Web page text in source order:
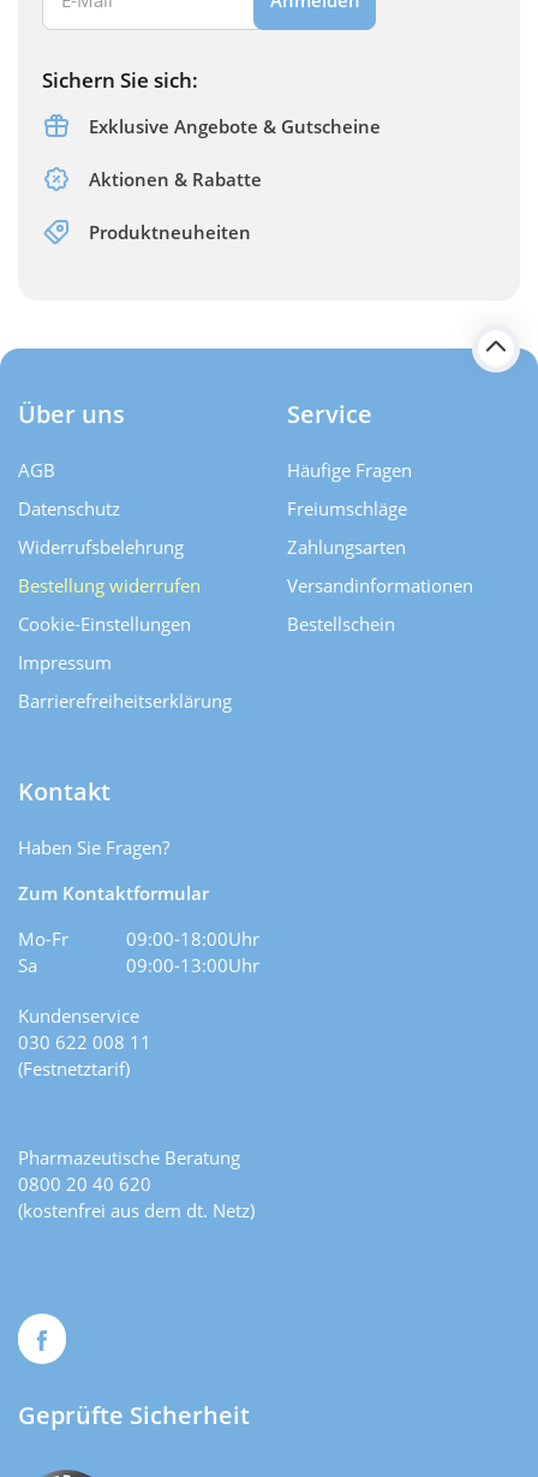
Sichern Sie sich:
Exklusive Angebote & Gutscheine
Aktionen & Rabatte
Produktneuheiten
Über uns
AGB
Datenschutz
Widerrufsbelehrung
Bestellung widerrufen
Cookie-Einstellungen
Impressum
Barrierefreiheitserklärung
Service
Häufige Fragen
Freiumschläge
Zahlungsarten
Versand­informationen
Bestellschein
Kontakt
Haben Sie Fragen?
Zum Kontaktformular
Mo-Fr
09:00-18:00Uhr
Sa
09:00-13:00Uhr
Kundenservice
030 622 008 11
(Festnetztarif)
Pharmazeutische Beratung
0800 20 40 620
(kostenfrei aus dem dt. Netz)
Geprüfte Sicherheit